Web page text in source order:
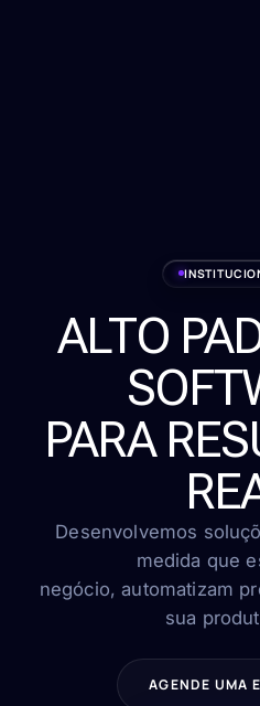
Serviços
Sobre
Clientes
Contato
FALE
ALTO
PARA
Desenvolvemos
medida que
negócio, automatizam
sua
AGENDE UMA